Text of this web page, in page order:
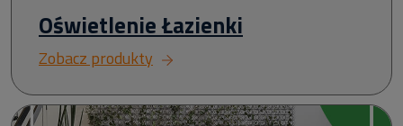
Oświetlenie Łazienki
Zobacz produkty